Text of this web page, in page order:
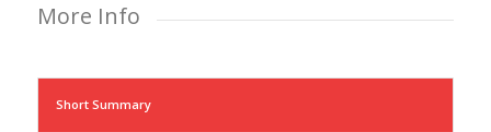
More Info
Short Summary